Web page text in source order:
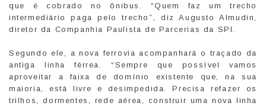
que é cobrado no ônibus. “Quem faz um trecho
intermediário paga pelo trecho”, diz Augusto Almudin,
diretor da Companhia Paulista de Parcerias da SPI.
Segundo ele, a nova ferrovia acompanhará o traçado da
antiga linha férrea. “Sempre que possível vamos
aproveitar a faixa de domínio existente que, na sua
maioria, está livre e desimpedida. Precisa refazer os
trilhos, dormentes, rede aérea, construir uma nova linha